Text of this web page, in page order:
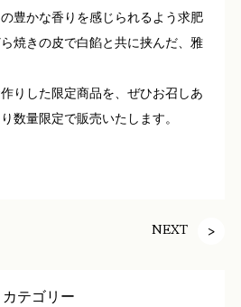
豊かな香りを感じられるよう求肥
焼きの皮で白餡と共に挟んだ、雅
りした限定商品を、ぜひお召しあ
数量限定で販売いたします。
NEXT
カテゴリー